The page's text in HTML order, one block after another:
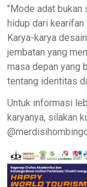
"Mode adat bukan
hidup dari kearifan
Karya-karya
jembatan yang
masa depan yang
tentang identitas
Untuk informasi
karyanya, silakan